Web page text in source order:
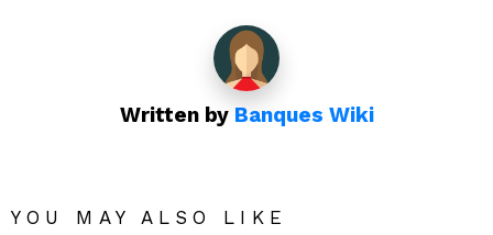
Written by Banques Wiki
YOU MAY ALSO LIKE